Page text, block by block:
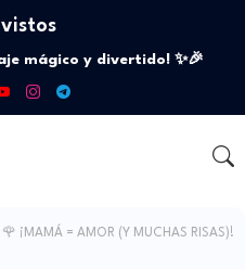
vistos
mágico y divertido! ✨🎉
🌹 ¡MAMÁ = AMOR (Y MUCHAS RISAS)!